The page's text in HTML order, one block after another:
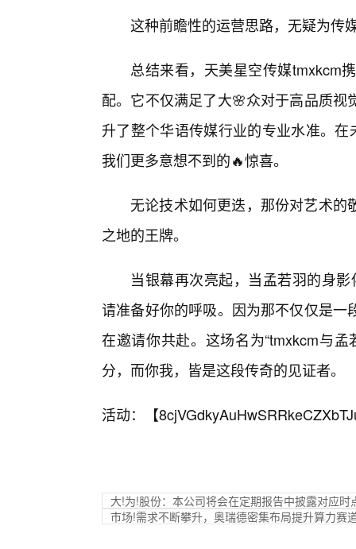
这种前瞻性的运营思路，无疑为传
总结来看，天美星空传媒tmxkcm
配。它不仅满足了大🌸众对于高品质
升了整个华语传媒行业的专业水准。
我们更多意想不到的🔥惊喜。
无论技术如何更迭，那份对艺术
之地的王牌。
当银幕再次亮起，当孟若羽的身
请准备好你的呼吸。因为那不仅仅是
在邀请你共赴。这场名为“tmxkcm与
分，而你我，皆是这段传奇的见证者。
活动：【
大!为!股份：本公司将会在定期报告中披露对应时
市场!需求不断攀升，奥瑞德密集布局提升算力赛